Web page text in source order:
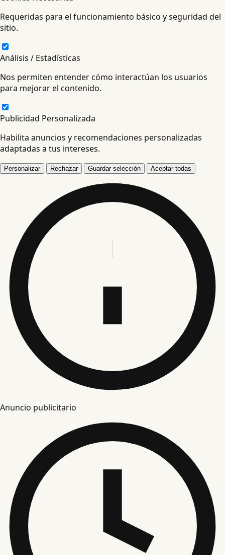
Requeridas para el funcionamiento básico y seguridad del
sitio.
Análisis / Estadísticas
Nos permiten entender cómo interactúan los usuarios
para mejorar el contenido.
Publicidad Personalizada
Habilita anuncios y recomendaciones personalizadas
adaptadas a tus intereses.
Personalizar Rechazar Guardar selección Aceptar todas
Anuncio publicitario